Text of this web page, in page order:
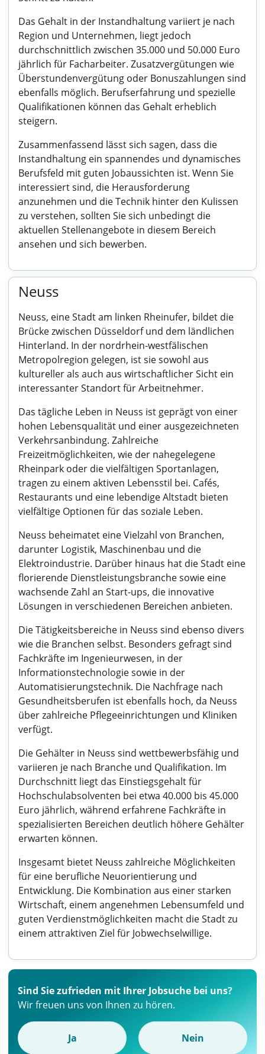
Das Gehalt in der Instandhaltung variiert je nach
Region und Unternehmen, liegt jedoch
durchschnittlich zwischen 35.000 und 50.000 Euro
jährlich für Facharbeiter. Zusatzvergütungen wie
Überstundenvergütung oder Bonuszahlungen sind
ebenfalls möglich. Berufserfahrung und spezielle
Qualifikationen können das Gehalt erheblich
steigern.
Zusammenfassend lässt sich sagen, dass die
Instandhaltung ein spannendes und dynamisches
Berufsfeld mit guten Jobaussichten ist. Wenn Sie
interessiert sind, die Herausforderung
anzunehmen und die Technik hinter den Kulissen
zu verstehen, sollten Sie sich unbedingt die
aktuellen Stellenangebote in diesem Bereich
ansehen und sich bewerben.
Neuss
Neuss, eine Stadt am linken Rheinufer, bildet die
Brücke zwischen Düsseldorf und dem ländlichen
Hinterland. In der nordrhein-westfälischen
Metropolregion gelegen, ist sie sowohl aus
kultureller als auch aus wirtschaftlicher Sicht ein
interessanter Standort für Arbeitnehmer.
Das tägliche Leben in Neuss ist geprägt von einer
hohen Lebensqualität und einer ausgezeichneten
Verkehrsanbindung. Zahlreiche
Freizeitmöglichkeiten, wie der nahegelegene
Rheinpark oder die vielfältigen Sportanlagen,
tragen zu einem aktiven Lebensstil bei. Cafés,
Restaurants und eine lebendige Altstadt bieten
vielfältige Optionen für das soziale Leben.
Neuss beheimatet eine Vielzahl von Branchen,
darunter Logistik, Maschinenbau und die
Elektroindustrie. Darüber hinaus hat die Stadt eine
florierende Dienstleistungsbranche sowie eine
wachsende Zahl an Start-ups, die innovative
Lösungen in verschiedenen Bereichen anbieten.
Die Tätigkeitsbereiche in Neuss sind ebenso divers
wie die Branchen selbst. Besonders gefragt sind
Fachkräfte im Ingenieurwesen, in der
Informationstechnologie sowie in der
Automatisierungstechnik. Die Nachfrage nach
Gesundheitsberufen ist ebenfalls hoch, da Neuss
über zahlreiche Pflegeeinrichtungen und Kliniken
verfügt.
Die Gehälter in Neuss sind wettbewerbsfähig und
variieren je nach Branche und Qualifikation. Im
Durchschnitt liegt das Einstiegsgehalt für
Hochschulabsolventen bei etwa 40.000 bis 45.000
Euro jährlich, während erfahrene Fachkräfte in
spezialisierten Bereichen deutlich höhere Gehälter
erwarten können.
Insgesamt bietet Neuss zahlreiche Möglichkeiten
für eine berufliche Neuorientierung und
Entwicklung. Die Kombination aus einer starken
Wirtschaft, einem angenehmen Lebensumfeld und
guten Verdienstmöglichkeiten macht die Stadt zu
einem attraktiven Ziel für Jobwechselwillige.
Sind Sie zufrieden mit Ihrer Jobsuche bei uns?
Wir freuen uns von Ihnen zu hören.
Ja Nein